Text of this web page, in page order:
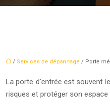
/ Services de dépannage / Porte
La porte d’entrée est souvent
risques et protéger son